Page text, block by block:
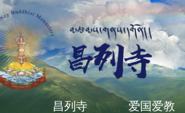
昌列寺 爱国爱教